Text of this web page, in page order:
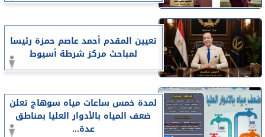
تعيين المقدم أحمد عاصم حمزة رئيسا
لمباحث مركز شرطة أسيوط
لمدة خمس ساعات مياه سوهاج تعلن
ضعف المياه بالأدوار العليا بمناطق
عدة...